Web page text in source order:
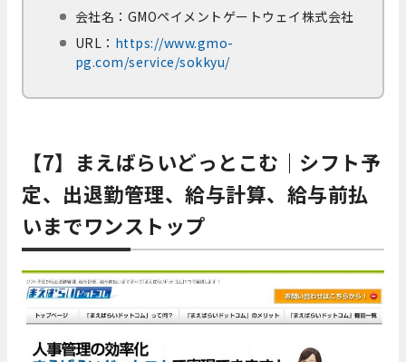
会社名：GMOペイメントゲートウェイ株式会社
URL： https://www.gmo-
pg.com/service/sokkyu/
【7】まえばらいどっとこむ｜シフト予
定、出退勤管理、給与計算、給与前払
いまでワンストップ